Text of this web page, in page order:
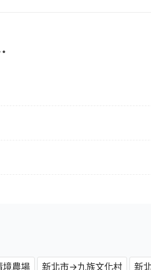
機或者轉單給其他車行的情況比
的，一般來說越早預訂價格越
或者向當地居民請教，了解更多
程。
農場 新北市→九族文化村 新